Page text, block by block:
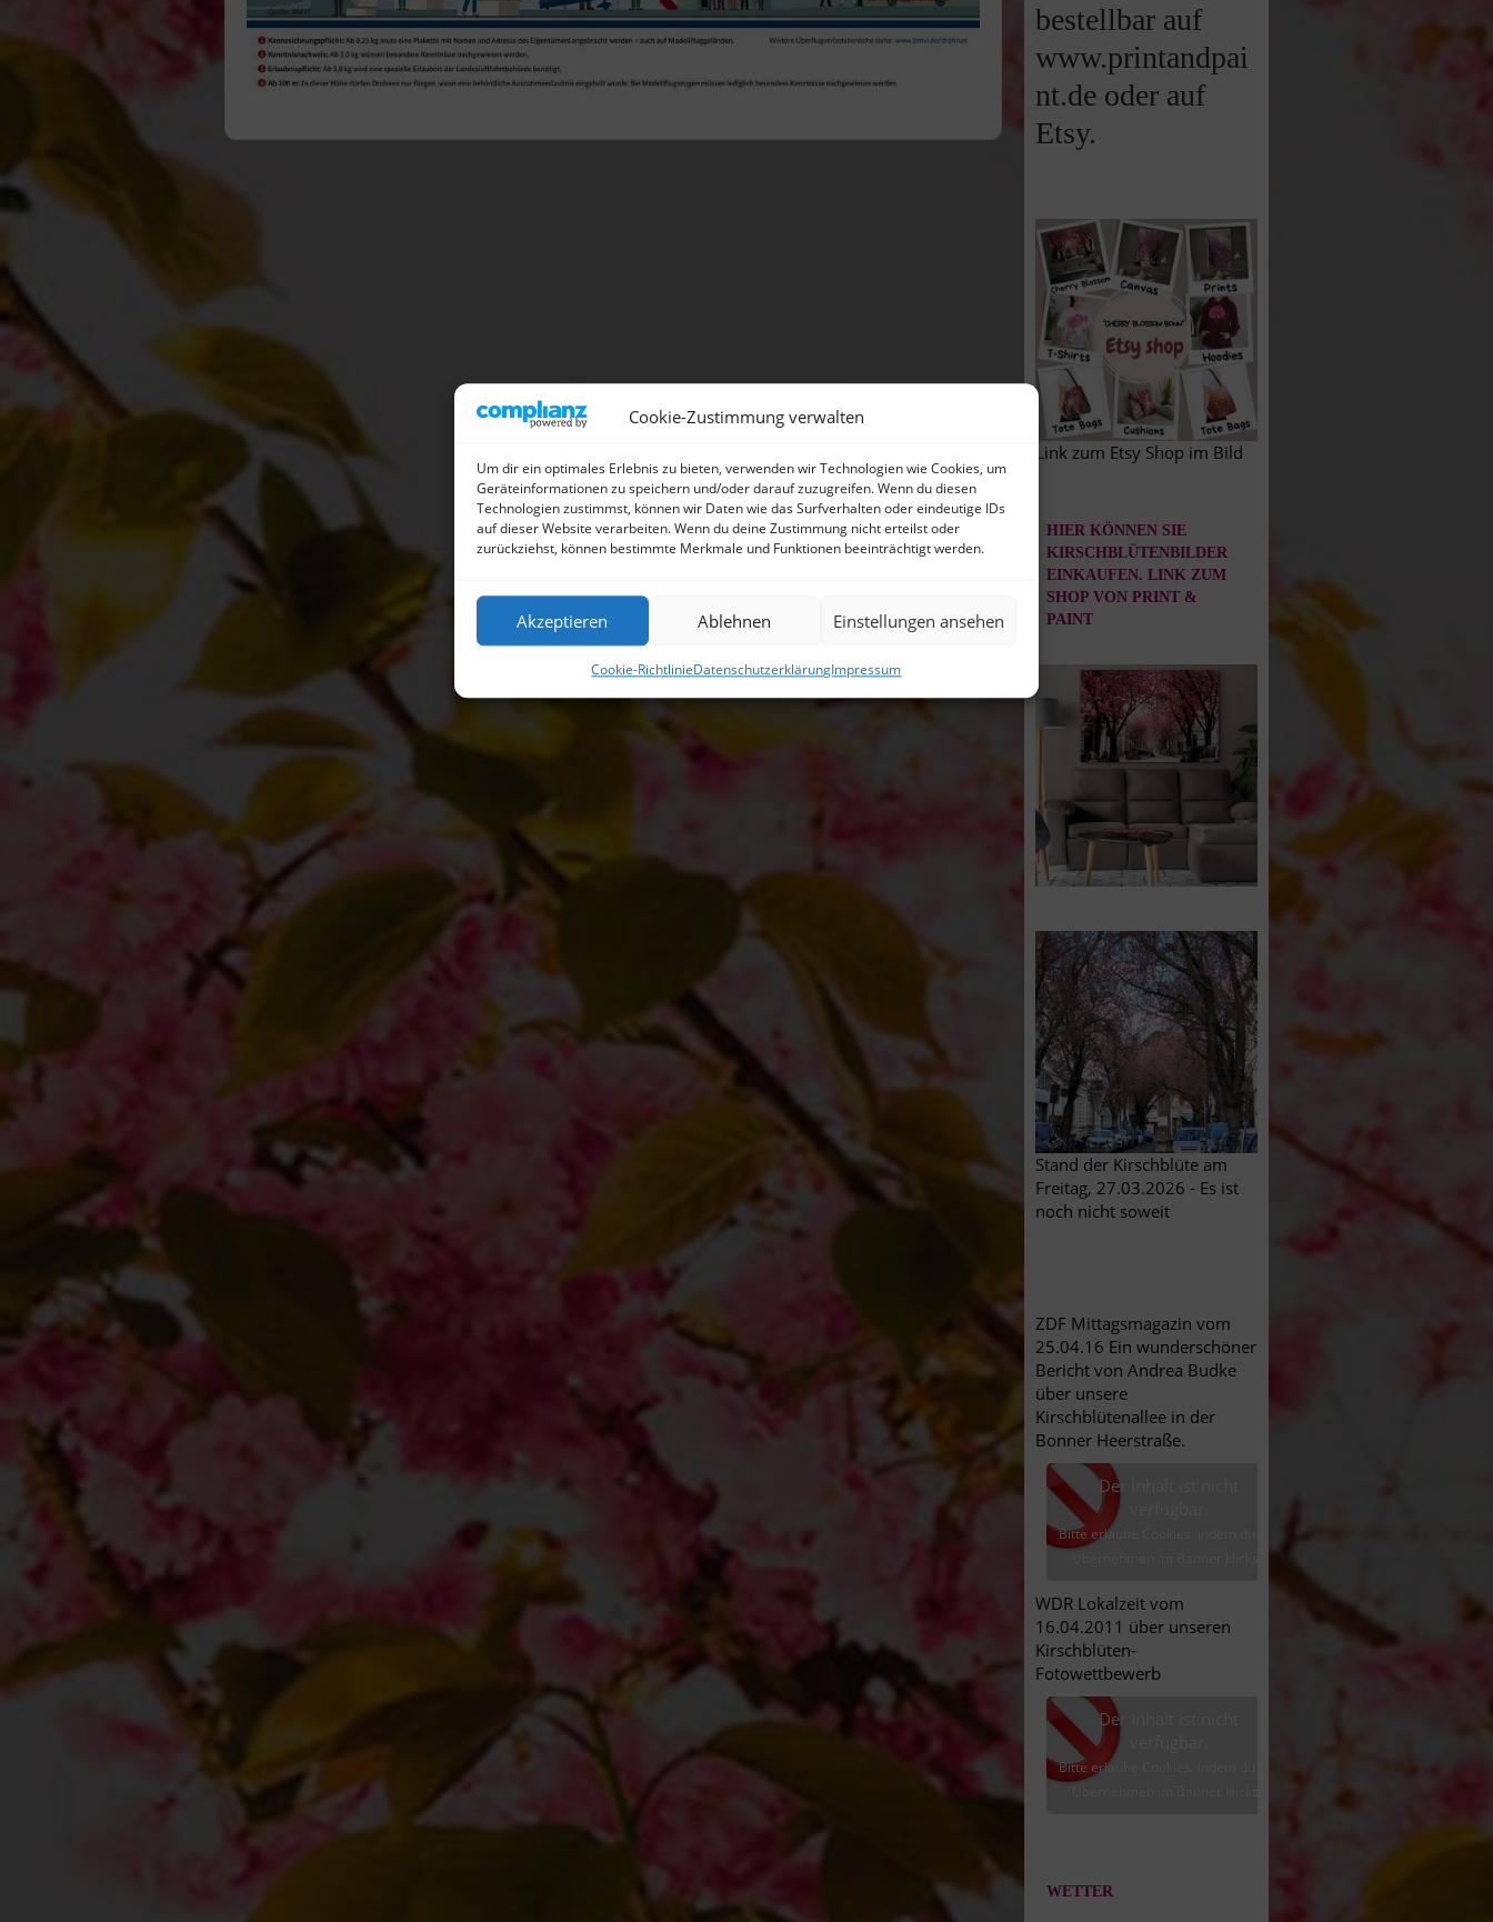
Cookie-Zustimmung verwalten
Um dir ein optimales Erlebnis zu bieten, verwenden wir Technologien wie Cookies, um
Geräteinformationen zu speichern und/oder darauf zuzugreifen. Wenn du diesen
Technologien zustimmst, können wir Daten wie das Surfverhalten oder eindeutige IDs
auf dieser Website verarbeiten. Wenn du deine Zustimmung nicht erteilst oder
zurückziehst, können bestimmte Merkmale und Funktionen beeinträchtigt werden.
Akzeptieren Ablehnen Einstellungen ansehen
Cookie-RichtlinieDatenschutzerklärungImpressum
bestellbar auf
www.printandpai
nt.de oder auf
Etsy.
Link zum Etsy Shop im Bild
HIER KÖNNEN SIE
KIRSCHBLÜTENBILDER
EINKAUFEN. LINK ZUM
SHOP VON PRINT &
PAINT
Stand der Kirschblüte am
Freitag, 27.03.2026 - Es ist
noch nicht soweit
ZDF Mittagsmagazin vom
25.04.16 Ein wunderschöner
Bericht von Andrea Budke
über unsere
Kirschblütenallee in der
Bonner Heerstraße.
Der Inhalt ist nicht
Bitte erlaube Cookies, indem du auf
WDR Lokalzeit vom
16.04.2011 über unseren
Kirschblüten-
Fotowettbewerb
Der Inhalt ist nicht
Bitte erlaube Cookies, indem du auf
WETTER